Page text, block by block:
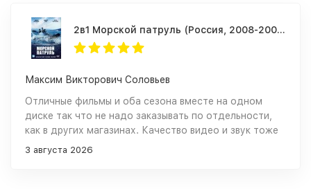
2в1 Морской патруль (Россия, 2008-2009, полная версия, 2 сезона, 20 серий)
Максим Викторович Соловьев
Отличные фильмы и оба сезона вместе на одном
диске так что не надо заказывать по отдельности,
как в других магазинах. Качество видео и звук тоже
отличные. Однозначно рекомендую к покупке.
3 августа 2026